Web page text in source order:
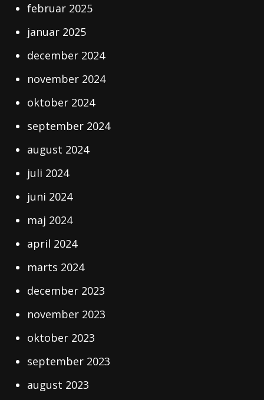
februar 2025
januar 2025
december 2024
november 2024
oktober 2024
september 2024
august 2024
juli 2024
juni 2024
maj 2024
april 2024
marts 2024
december 2023
november 2023
oktober 2023
september 2023
august 2023